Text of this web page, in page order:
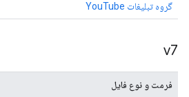
گروه تبلیغات YouTube
v7
فرمت و نوع فایل